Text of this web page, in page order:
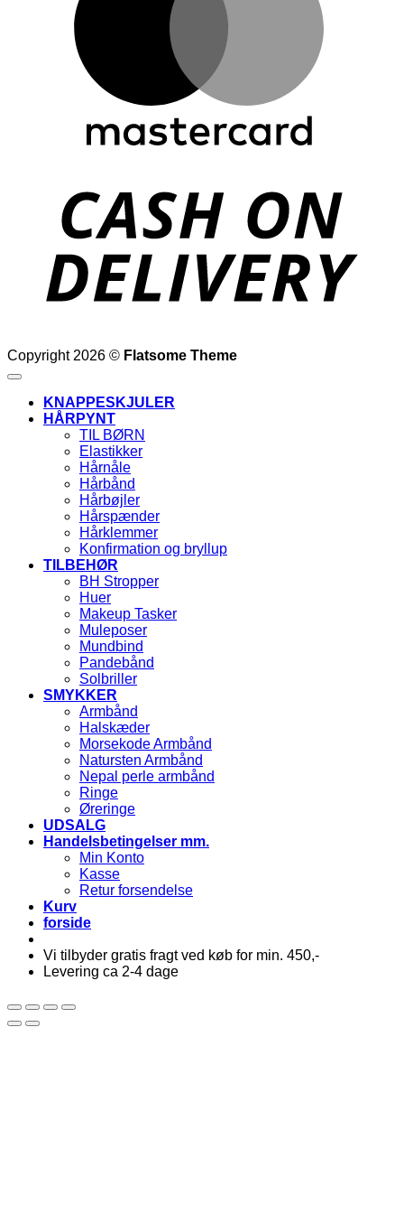
Copyright 2026 © Flatsome Theme
KNAPPESKJULER
HÅRPYNT
TIL BØRN
Elastikker
Hårnåle
Hårbånd
Hårbøjler
Hårspænder
Hårklemmer
Konfirmation og bryllup
TILBEHØR
BH Stropper
Huer
Makeup Tasker
Muleposer
Mundbind
Pandebånd
Solbriller
SMYKKER
Armbånd
Halskæder
Morsekode Armbånd
Natursten Armbånd
Nepal perle armbånd
Ringe
Øreringe
UDSALG
Handelsbetingelser mm.
Min Konto
Kasse
Retur forsendelse
Kurv
forside
Vi tilbyder gratis fragt ved køb for min. 450,-
Levering ca 2-4 dage